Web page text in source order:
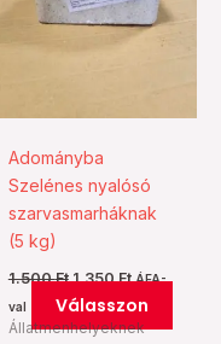
Adományba
Szelénes nyalósó
szarvasmarháknak
(5 kg)
1.500Ft 1.350Ft ÁFA-
val
Válasszon
Állatmenhelyeknek